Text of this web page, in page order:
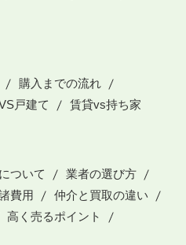
購入までの流れ
戸建て 賃貸vs持ち家
ついて
業者の選び方
費用
仲介と買取の違い
高く売るポイント